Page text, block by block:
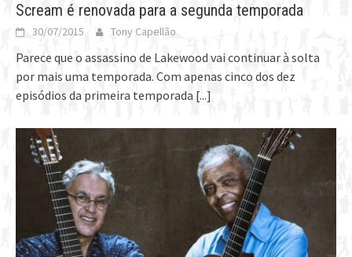
Scream é renovada para a segunda temporada
30/07/2015 Tony Capellão
Parece que o assassino de Lakewood vai continuar à solta
por mais uma temporada. Com apenas cinco dos dez
episódios da primeira temporada [...]